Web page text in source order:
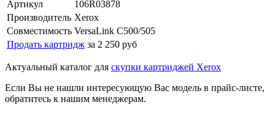
Артикул
106R03878
Производитель Xerox
Совместимость VersaLink C500/505
Продать картридж за 2 250 руб
Актуальный каталог для скупки картриджей Xerox
Если Вы не нашли интересующую Вас модель в прайс-листе,
обратитесь к нашим менеджерам.